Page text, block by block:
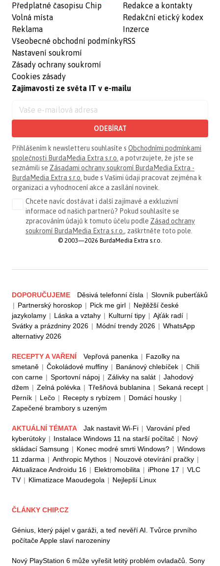
Předplatné časopisu Chip
Volná místa
Reklama
Všeobecné obchodní podmínky
Nastavení soukromí
Zásady ochrany soukromí
Cookies zásady
Redakce a kontakty
Redakční etický kodex
Inzerce
RSS
Zajímavosti ze světa IT v e-mailu
ODEBÍRAT
Přihlášením k newsletteru souhlasíte s Obchodními podmínkami
společnosti BurdaMedia Extra s.r.o. a potvrzujete, že jste se
seznámili se Zásadami ochrany soukromí BurdaMedia Extra -
BurdaMedia Extra s.r.o. bude s Vašimi údaji pracovat zejména k
organizaci a vyhodnocení akce a zasílání novinek.
Chcete navíc dostávat i další zajímavé a exkluzivní
informace od našich partnerů? Pokud souhlasíte se
zpracováním údajů k tomuto účelu podle Zásad ochrany
soukromí BurdaMedia Extra s.r.o. , zaškrtněte toto pole.
© 2003—2026 BurdaMedia Extra s.r.o.
DOPORUČUJEME Děsivá telefonní čísla | Slovník puberťáků
| Partnerský horoskop | Pick me girl | Nejtěžší české
jazykolamy | Láska a vztahy | Kulturní tipy | Ajťák radí |
Svátky a prázdniny 2026 | Módní trendy 2026 | WhatsApp
alternativy 2026
RECEPTY A VAŘENÍ Vepřová panenka | Fazolky na
smetaně | Čokoládové muffiny | Banánový chlebíček | Chili
con carne | Sportovní nápoj | Zálivky na salát | Jahodový
džem | Zelná polévka | Třešňová bublanina | Sekaná recept |
Perník | Lečo | Recepty s rybízem | Domácí housky |
Zapečené brambory s uzeným
AKTUÁLNÍ TÉMATA Jak nastavit Wi-Fi | Varování před
kyberútoky | Instalace Windows 11 na starší počítač | Nový
skládací Samsung | Konec modré smrti Windows? | Windows
11 zdarma | Anthropic Mythos | Nouzové otevírání pračky |
Aktualizace Androidu 16 | Elektromobilita | iPhone 17 | VLC
TV | Klimatizace Maoudegola | Nejlepší Linux
ČLÁNKY CHIP.CZ
Génius, který pájel v garáži, a teď nevěří AI. Tvůrce prvního
počítače Apple slaví narozeniny
Nový PlayStation 6 může vyřešit letitý problém ovladačů. Sony